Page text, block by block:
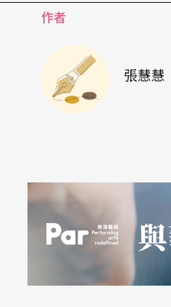
作者
張慧慧